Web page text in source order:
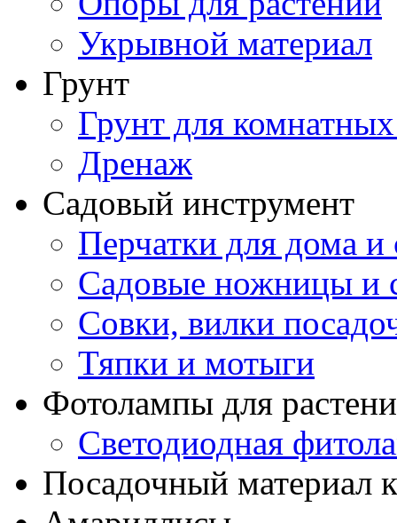
Укрывной материал
Грунт
Грунт для
Дренаж
Садовый инструмент
Перчатки для дома и
Садовые ножницы и
Совки, вилки
Тяпки и мотыги
Фотолампы для
Светодиодная
Посадочный материал